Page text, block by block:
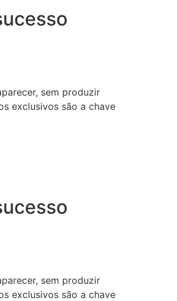
sem produzir
exclusivos são a chave
sem produzir
exclusivos são a chave